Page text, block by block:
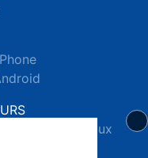
réseaux sociaux